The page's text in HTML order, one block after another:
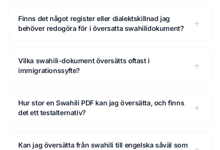
Finns det något register eller dialektskillnad jag
behöver redogöra för i översatta swahilidokument?
Vilka swahili-dokument översätts oftast i
immigrationssyfte?
Hur stor en Swahili PDF kan jag översätta, och finns
det ett testalternativ?
Kan jag översätta från swahili till engelska såväl som